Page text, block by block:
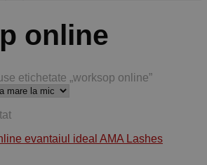
online
etichetate „worksop online”